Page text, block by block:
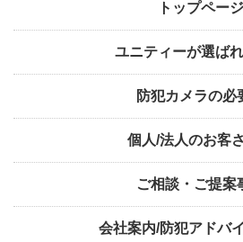
トップページ
ユニティーが選ば
防犯カメラの必
個人/法人のお客
ご相談・ご提案
会社案内/防犯アドバ